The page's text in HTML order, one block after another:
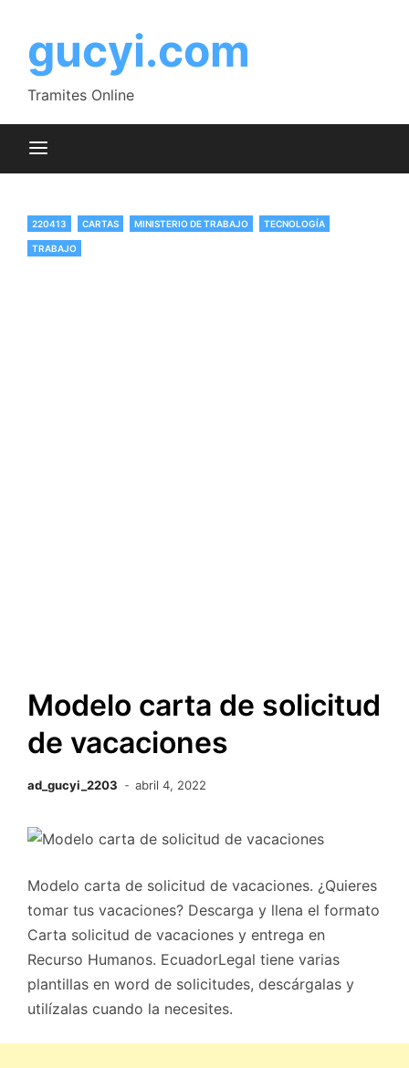
contenido
gucyi.com
Tramites Online
220413 CARTAS MINISTERIO DE TRABAJO TECNOLOGÍA
TRABAJO
Modelo carta de solicitud
de vacaciones
ad_gucyi_2203 abril 4, 2022
Modelo carta de solicitud de vacaciones. ¿Quieres
tomar tus vacaciones? Descarga y llena el formato
Carta solicitud de vacaciones y entrega en
Recurso Humanos. EcuadorLegal tiene varias
plantillas en word de solicitudes, descárgalas y
utilízalas cuando la necesites.